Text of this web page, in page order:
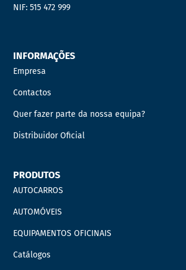
NIF: 515 472 999
INFORMAÇÕES
Empresa
Contactos
Quer fazer parte da nossa equipa?
Distribuidor Oficial
PRODUTOS
AUTOCARROS
AUTOMÓVEIS
EQUIPAMENTOS OFICINAIS
Catálogos